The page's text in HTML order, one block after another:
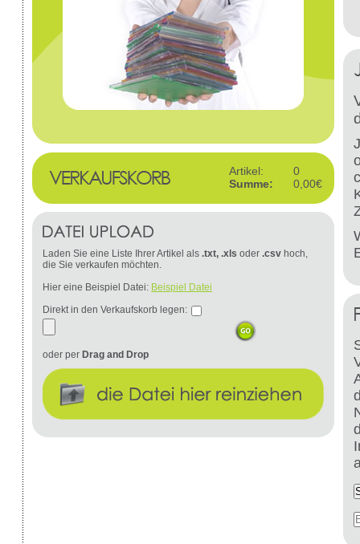
Artikel:
0
Summe:
0,00€
Laden Sie eine Liste Ihrer Artikel als .txt, .xls oder .csv hoch,
die Sie verkaufen möchten.
Hier eine Beispiel Datei: Beispiel Datei
Direkt in den Verkaufskorb legen:
oder per Drag and Drop